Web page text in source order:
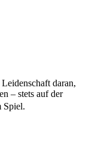
daran,
– stets auf der
Spiel.